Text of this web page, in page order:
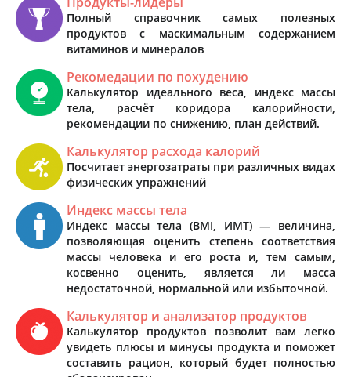
Полный справочник самых полезных
продуктов с маскимальным содержанием
витаминов и минералов
Рекомедации по похудению
Калькулятор идеального веса, индекс массы
тела, расчёт коридора калорийности,
рекомендации по снижению, план действий.
Калькулятор расхода калорий
Посчитает энергозатраты при различных видах
физических упражнений
Индекс массы тела
Индекс массы тела (BMI, ИМТ) — величина,
позволяющая оценить степень соответствия
массы человека и его роста и, тем самым,
косвенно оценить, является ли масса
недостаточной, нормальной или избыточной.
Калькулятор и анализатор продуктов
Калькулятор продуктов позволит вам легко
увидеть плюсы и минусы продукта и поможет
составить рацион, который будет полностью